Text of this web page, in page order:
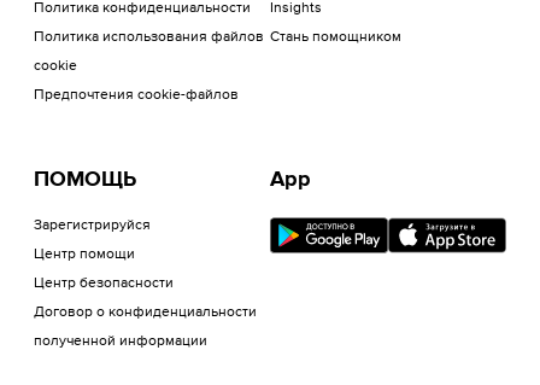
Политика конфиденциальности
Политика использования файлов
cookie
Предпочтения cookie-файлов
Insights
Стань помощником
ПОМОЩЬ
Зарегистрируйся
Центр помощи
Центр безопасности
Договор о конфиденциальности
полученной информации
App